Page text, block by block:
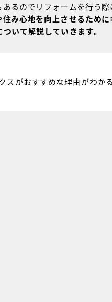
るのでリフォームを行う
住み心地を向上させるため
いて解説していきます。
がおすすめな理由がわかる